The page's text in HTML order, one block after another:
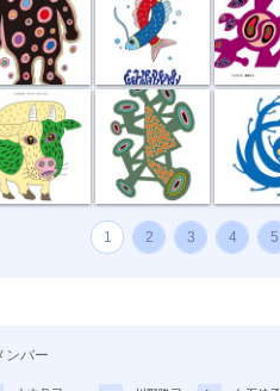
ヨーゴザ... 噂の出所 風祭り
1 2 3 4 5
ンバー